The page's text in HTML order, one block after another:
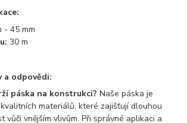
- 45 mm
30 m
a odpovědi:
páska na konstrukci? Naše páska je
materiálů, které zajišťují dlouhou
vůči vnějším vlivům. Při správné aplikaci a